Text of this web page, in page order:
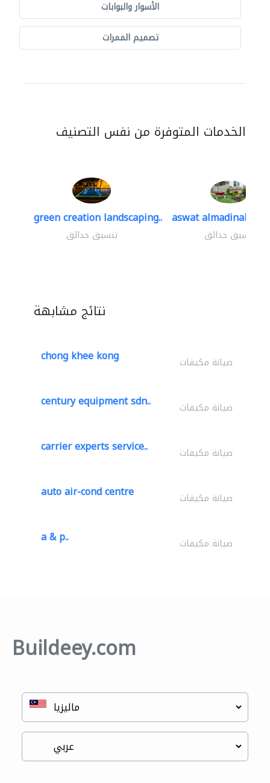
الأسوار والبوابات
تصميم الممرات
الخدمات المتوفرة من نفس التصنيف
green creation landscaping..
تنسيق حدائق
aswat almadinah
تنسيق حدائق
نتائج مشابهة
chong khee kong صيانة مكيفات
century equipment sdn.. صيانة مكيفات
carrier experts service.. صيانة مكيفات
auto air-cond centre صيانة مكيفات
a & p.. صيانة مكيفات
Buildeey.com